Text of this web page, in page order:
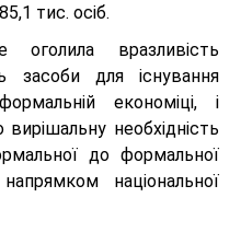
тис. осіб.
оголила вразливість
засоби для існування
економіці, і
необхідність
до формальної
національної